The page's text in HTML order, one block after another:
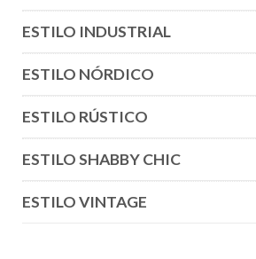
ESTILO INDUSTRIAL
ESTILO NÓRDICO
ESTILO RÚSTICO
ESTILO SHABBY CHIC
ESTILO VINTAGE